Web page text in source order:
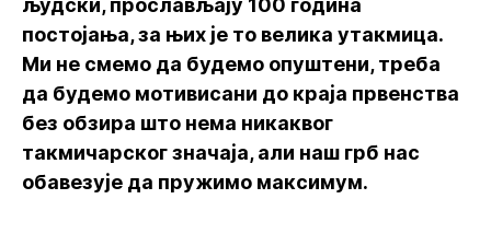
људски, прослављају 100 година
постојања, за њих је то велика утакмица.
Ми не смемо да будемо опуштени, треба
да будемо мотивисани до краја првенства
без обзира што нема никаквог
такмичарског значаја, али наш грб нас
обавезује да пружимо максимум.